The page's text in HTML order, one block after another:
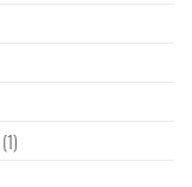
(1)